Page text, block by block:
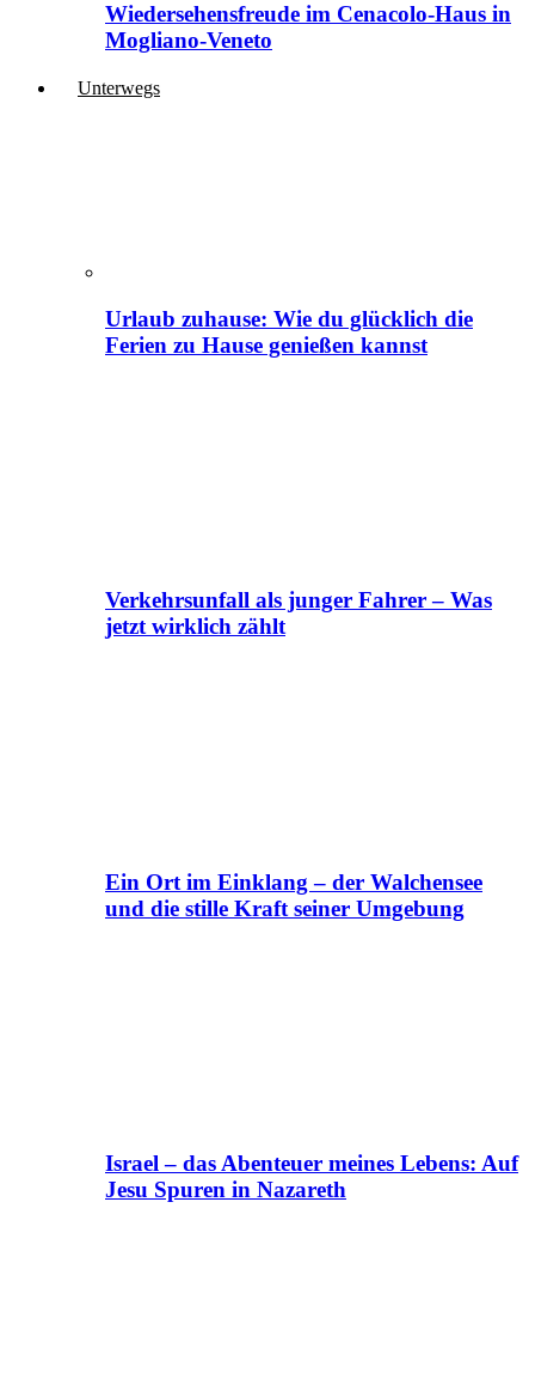
Wiedersehensfreude im Cenacolo-Haus in
Mogliano-Veneto
Unterwegs
Urlaub zuhause: Wie du glücklich die
Ferien zu Hause genießen kannst
Verkehrsunfall als junger Fahrer – Was
jetzt wirklich zählt
Ein Ort im Einklang – der Walchensee
und die stille Kraft seiner Umgebung
Israel – das Abenteuer meines Lebens: Auf
Jesu Spuren in Nazareth